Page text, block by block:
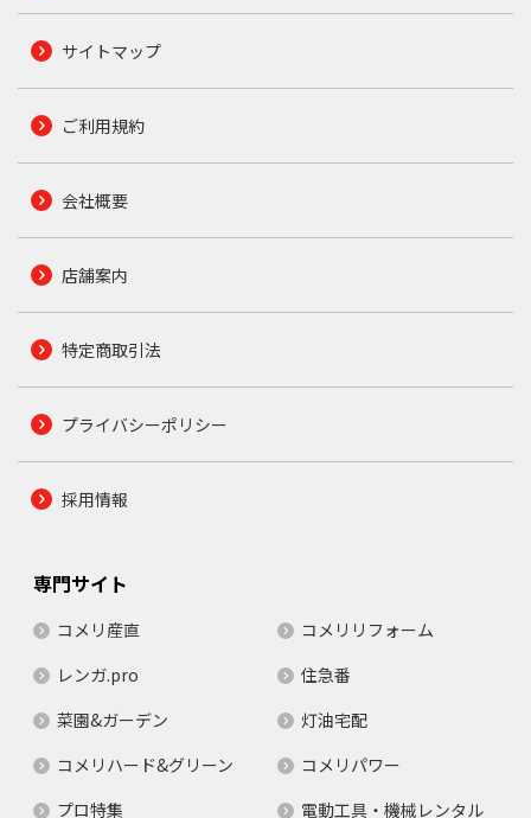
サイトマップ
ご利用規約
会社概要
店舗案内
特定商取引法
プライバシーポリシー
採用情報
専門サイト
コメリ産直
コメリリフォーム
レンガ.pro
住急番
菜園&ガーデン
灯油宅配
コメリハード&グリーン
コメリパワー
プロ特集
電動工具・機械レンタル